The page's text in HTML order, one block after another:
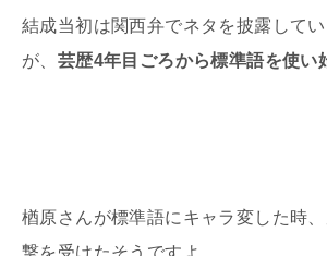
結成当初は関西弁でネタを披露して
が、 芸歴4年目ごろから標準語を使い
楢原さんが標準語にキャラ変した時
撃を受けたそうですよ。